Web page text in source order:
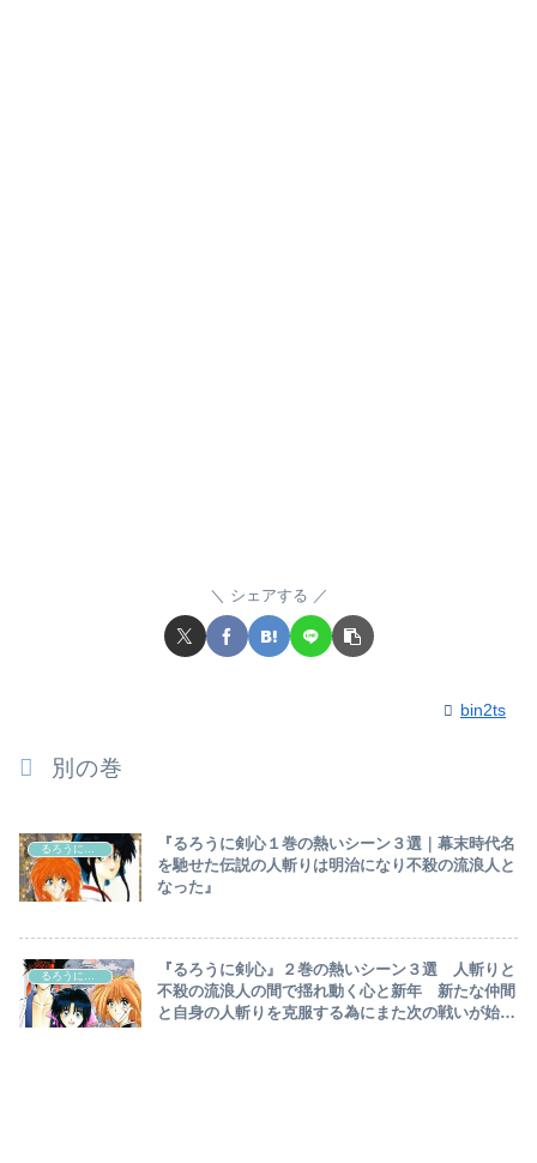
シェアする
bin2ts
別の巻
『るろうに剣心１巻の熱いシーン３選｜幕末時代名
を馳せた伝説の人斬りは明治になり不殺の流浪人と
なった』
『るろうに剣心』２巻の熱いシーン３選 人斬りと
不殺の流浪人の間で揺れ動く心と新年 新たな仲間
と自身の人斬りを克服する為にまた次の戦いが始ま